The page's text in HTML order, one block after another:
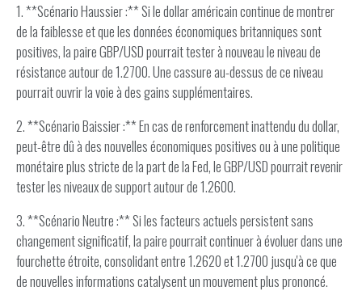
1. **Scénario Haussier :** Si le dollar américain continue de montrer
de la faiblesse et que les données économiques britanniques sont
positives, la paire GBP/USD pourrait tester à nouveau le niveau de
résistance autour de 1.2700. Une cassure au-dessus de ce niveau
pourrait ouvrir la voie à des gains supplémentaires.
2. **Scénario Baissier :** En cas de renforcement inattendu du dollar,
peut-être dû à des nouvelles économiques positives ou à une politique
monétaire plus stricte de la part de la Fed, le GBP/USD pourrait revenir
tester les niveaux de support autour de 1.2600.
3. **Scénario Neutre :** Si les facteurs actuels persistent sans
changement significatif, la paire pourrait continuer à évoluer dans une
fourchette étroite, consolidant entre 1.2620 et 1.2700 jusqu'à ce que
de nouvelles informations catalysent un mouvement plus prononcé.